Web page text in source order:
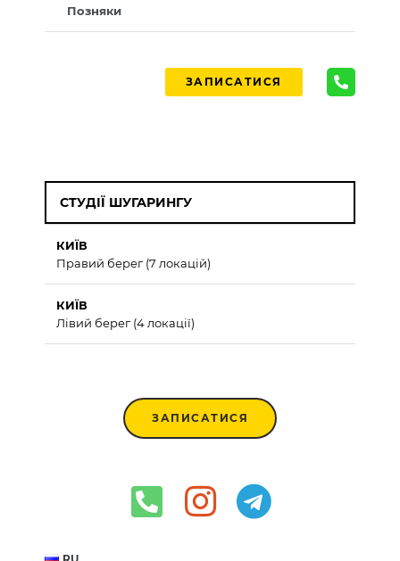
Позняки
ЗАПИСАТИСЯ
СТУДІЇ ШУГАРИНГУ
КИЇВ
Правий берег (7 локацій)
КИЇВ
Лівий берег (4 локації)
ЗАПИСАТИСЯ